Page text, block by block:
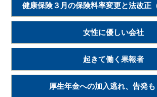
健康保険３月の保険料率変更と法改正
女性に優しい会社
起きて働く果報者
厚生年金への加入逃れ、告発も